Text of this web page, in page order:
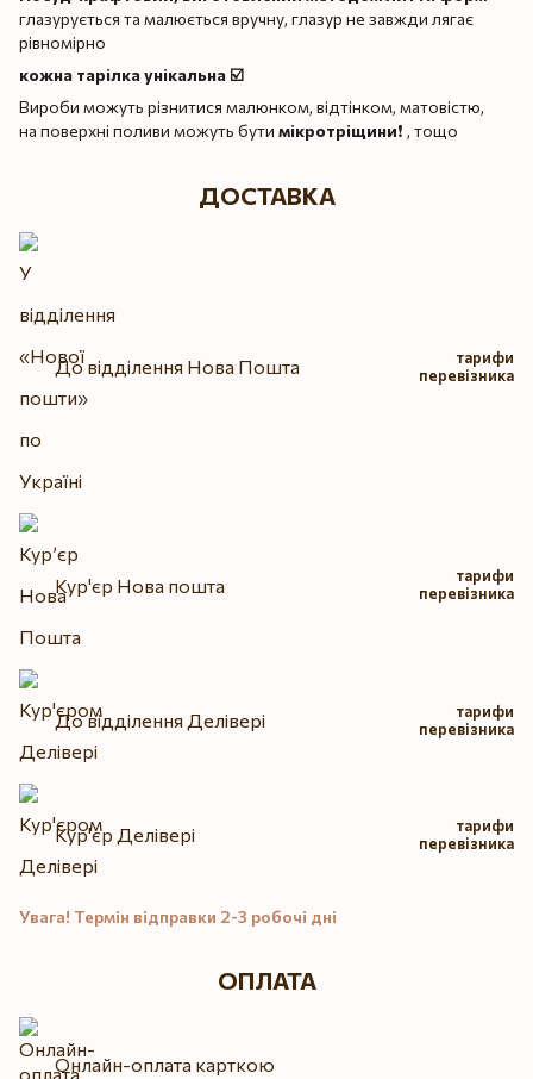
глазурується та малюється вручну, глазур не завжди лягає
рівномірно
кожна тарілка унікальна ☑️
Вироби можуть різнитися малюнком, відтінком, матовістю,
на поверхні поливи можуть бути мікротріщини❗️ , тощо
ДОСТАВКА
До відділення Нова Пошта
тарифи
перевізника
Кур'єр Нова пошта
тарифи
перевізника
До відділення Делівері
тарифи
перевізника
Кур'єр Делівері
тарифи
перевізника
Увага! Термін відправки 2-3 робочі дні
ОПЛАТА
Онлайн-оплата карткою